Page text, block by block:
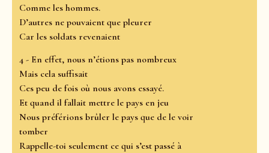
Comme les hommes.
D’autres ne pouvaient que pleurer
Car les soldats revenaient
4 - En effet, nous n’étions pas nombreux
Mais cela suffisait
Ces peu de fois où nous avons essayé.
Et quand il fallait mettre le pays en jeu
Nous préférions brûler le pays que de le voir
tomber
Rappelle-toi seulement ce qui s’est passé à